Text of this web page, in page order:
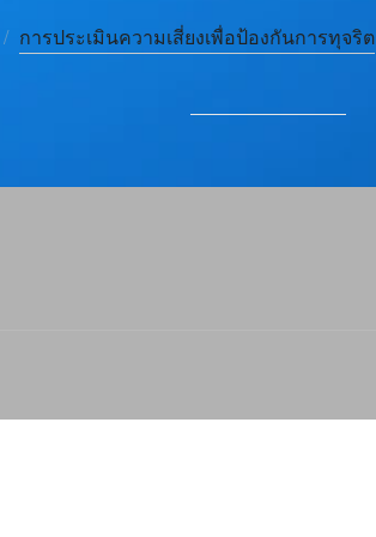
การประเมินความเสี่ยงเพื่อป้องกันการทุจริต